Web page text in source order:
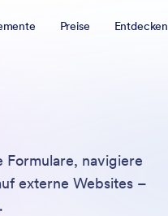
Preise Entdecken
navigiere
externe Websites –